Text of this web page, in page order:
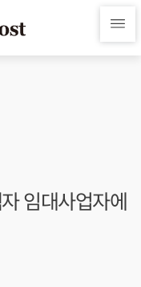
임대사업자에